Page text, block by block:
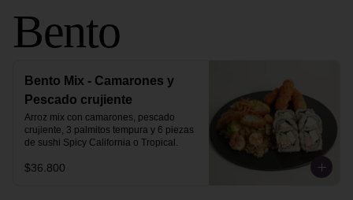
Bento
Bento Mix - Camarones y
Pescado crujiente
Arroz mix con camarones, pescado
crujiente, 3 palmitos tempura y 6 piezas
de sushi Spicy California o Tropical.
$36.800